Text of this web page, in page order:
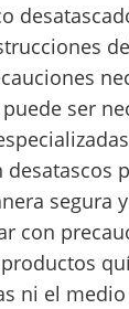
ser
segura
con
ni el